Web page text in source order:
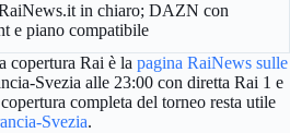
in chiaro; DAZN con
e piano compatibile
copertura Rai è la pagina RaiNews sulle
Svezia alle 23:00 con diretta Rai 1 e
completa del torneo resta utile
Svezia.